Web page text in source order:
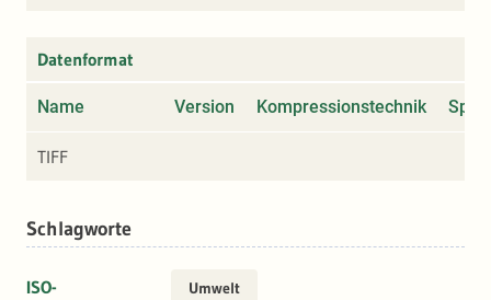
Datenformat
Name Version Kompressionstechnik
TIFF
Schlagworte
ISO-
Umwelt